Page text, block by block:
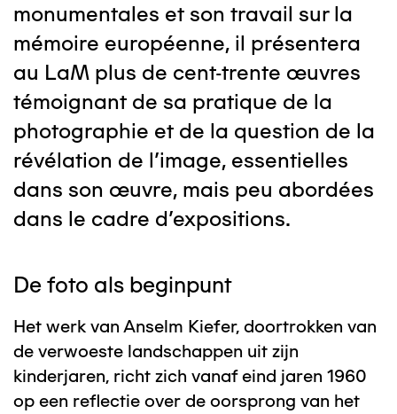
monumentales et son travail sur la
mémoire européenne, il présentera
au LaM plus de cent-trente œuvres
témoignant de sa pratique de la
photographie et de la question de la
révélation de l'image, essentielles
dans son œuvre, mais peu abordées
dans le cadre d'expositions.
De foto als beginpunt
Het werk van Anselm Kiefer, doortrokken van
de verwoeste landschappen uit zijn
kinderjaren, richt zich vanaf eind jaren 1960
op een reflectie over de oorsprong van het